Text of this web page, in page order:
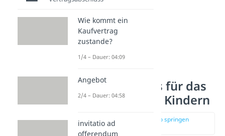
Praktische Tipps für das
Alleinlassen von Kindern
zur Stelle im Video springen
(03:01)
Wie kommt ein
Kaufvertrag
zustande?
1/4 – Dauer: 04:09
Angebot
2/4 – Dauer: 04:58
invitatio ad
offerendum